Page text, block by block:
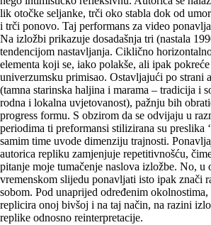
lik otočke seljanke, trči oko stabla dok od
i trči ponovo. Taj performans za video
Na izložbi prikazuje dosadašnja tri (nastala
tendencijom nastavljanja. Ciklično
elementa koji se, iako polakše, ali ipak
univerzumsku primisao. Ostav­ljajući po strani
(tamna starinska haljina i marama – tradicija i
rodna i lokalna uvjetovanost), pažnju bih
progress formu. S obzirom da se odvijaju u
periodima ti preformansi stilizirana su preslika
samim time uvode dimenziju trajnosti.
autorica repliku zamjenjuje repetitivnošću,
pitanje moje tumačenje naslova izložbe. No, u
vremenskom slijedu ponavljati isto ipak znači
sobom. Pod unaprijed određenim
replicira onoj bivšoj i na taj način, na razini
replike odnosno reinterpretacije.